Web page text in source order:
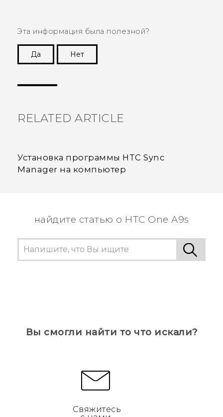
Эта информация была полезной?
Да
Нет
RELATED ARTICLE
Установка программы HTC Sync
Manager на компьютер
найдите статью о HTC One A9s
Вы смогли найти то что искали?
Свяжитесь